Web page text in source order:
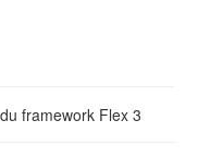
framework Flex 3